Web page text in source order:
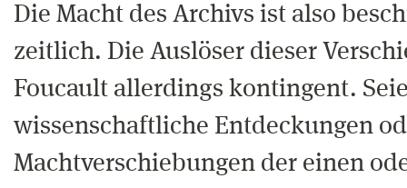
Die Macht des Archivs ist also
zeitlich. Die Auslöser dieser
Foucault allerdings kontingent.
wissenschaftliche Entdeckungen
Machtverschiebungen der einen